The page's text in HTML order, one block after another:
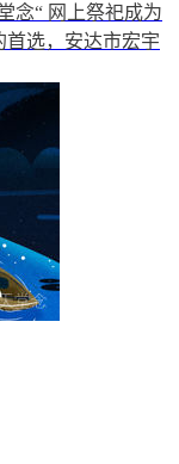
念“ 网上祭祀成为
首选，安达市宏宇